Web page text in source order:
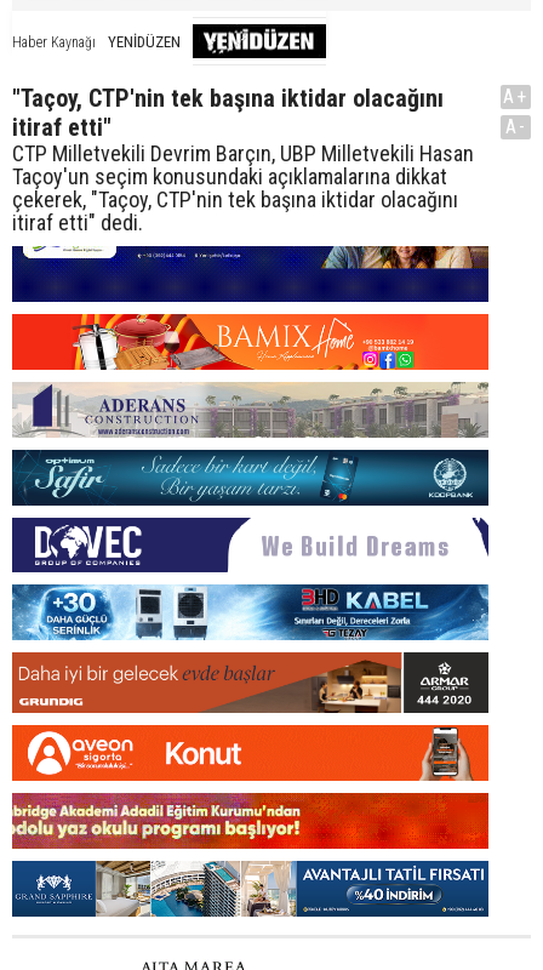
Haber Kaynağı YENİDÜZEN
"Taçoy, CTP'nin tek başına iktidar olacağını
itiraf etti"
CTP Milletvekili Devrim Barçın, UBP Milletvekili Hasan
Taçoy'un seçim konusundaki açıklamalarına dikkat
çekerek, "Taçoy, CTP'nin tek başına iktidar olacağını
itiraf etti" dedi.
A+
A-